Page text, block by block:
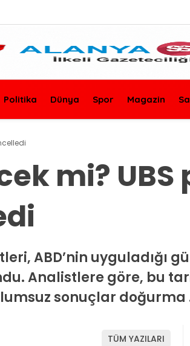
Politika Dünya Spor Magazin
mi? UBS
ABD’nin uyguladığı
Analistlere göre, bu
sonuçlar doğurma
TÜM YAZILARI